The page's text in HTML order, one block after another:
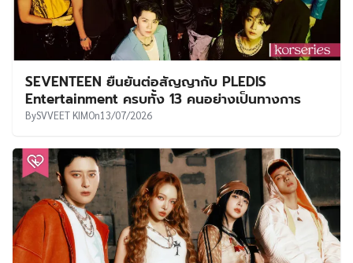
SEVENTEEN ยืนยันต่อสัญญากับ PLEDIS
Entertainment ครบทั้ง 13 คนอย่างเป็นทางการ
BySVVEET KIMOn13/07/2026